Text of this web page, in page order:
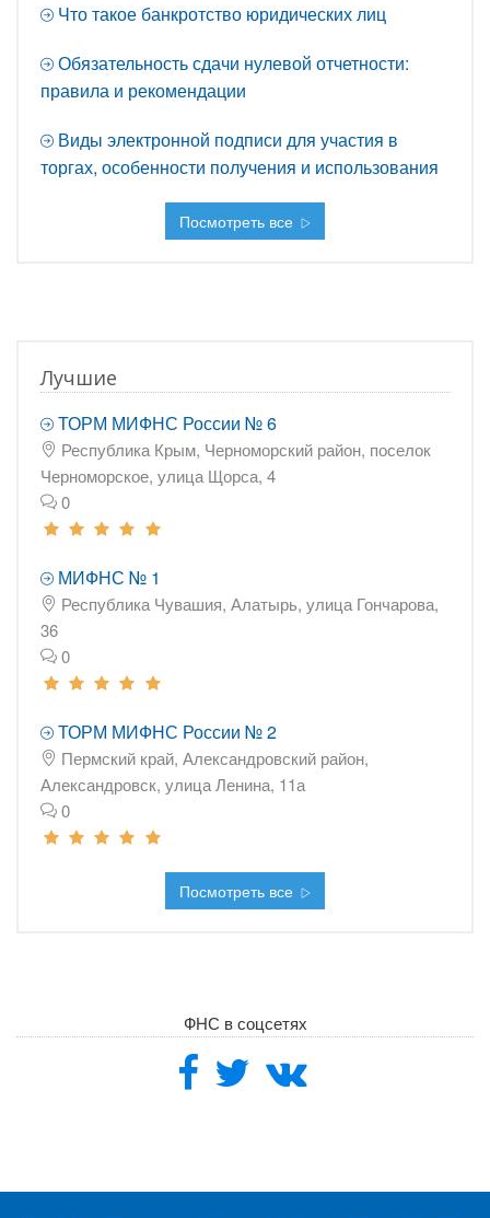
Что такое банкротство юридических лиц
Обязательность сдачи нулевой отчетности:
правила и рекомендации
Виды электронной подписи для участия в
торгах, особенности получения и использования
Посмотреть все
Лучшие
ТОРМ МИФНС России № 6
Республика Крым, Черноморский район, поселок
Черноморское, улица Щорса, 4
0
МИФНС № 1
Республика Чувашия, Алатырь, улица Гончарова,
36
0
ТОРМ МИФНС России № 2
Пермский край, Александровский район,
Александровск, улица Ленина, 11а
0
Посмотреть все
ФНС в соцсетях